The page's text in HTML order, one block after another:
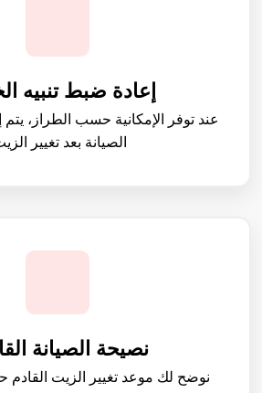
إعادة ضبط تنبيه
عند توفر الإمكانية حسب الطراز،
الصيانة بعد تغيير
نصيحة الصيانة
نوضح لك موعد تغيير الزيت